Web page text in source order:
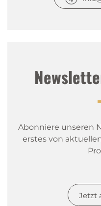
Abonniere unseren
erstes von
Jetzt